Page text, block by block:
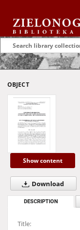
OBJECT
Show content
Download
DESCRIPTION
Title: